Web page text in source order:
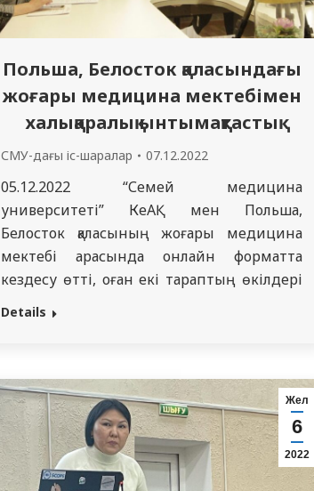
Польша, Белосток қаласындағы
жоғары медицина мектебімен
халықаралық ынтымақтастық
СМУ-дағы іс-шаралар 07.12.2022
05.12.2022 “Семей медицина
университеті” КеАҚ мен Польша,
Белосток қаласының жоғары медицина
мектебі арасында онлайн форматта
кездесу өтті, оған екі тараптың өкілдері
қатысты. Кездесу барысында тараптар
бағдарламаларды, тағылымдамаларды,
ғылыми басшылықты ұйымдастыру, білім
алушылар мен ПОҚ-ның академиялық
ұтқырлығын іске асыру сияқты іс-
Details
Жел
6
2022